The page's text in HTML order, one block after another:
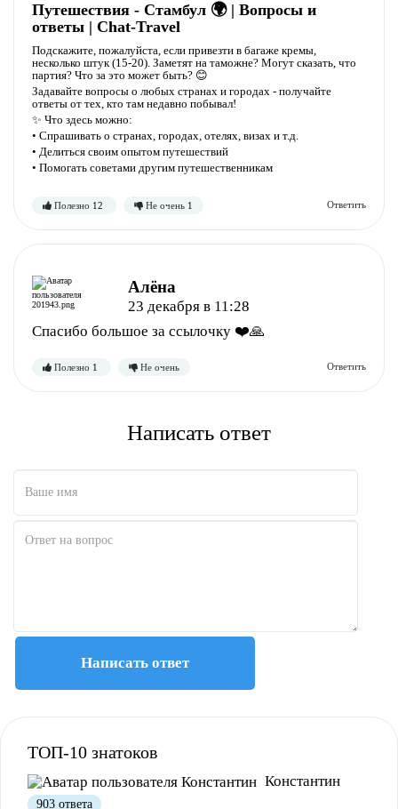
Полезно Не полезно
Путешествия - Стамбул 🌍 | Вопросы и
ответы | Chat-Travel
Подскажите, пожалуйста, если привезти в багаже кремы,
несколько штук (15-20). Заметят на таможне? Могут сказать, что
партия? Что за это может быть? 😊
Задавайте вопросы о любых странах и городах - получайте
ответы от тех, кто там недавно побывал!
✨ Что здесь можно:
• Спрашивать о странах, городах, отелях, визах и т.д.
• Делиться своим опытом путешествий
• Помогать советами другим путешественникам
Алёна
23 декабря в 11:28
Спасибо большое за ссылочку ❤️🙏
Написать ответ
Написать ответ
ТОП-10 знатоков
Константин
903 ответа